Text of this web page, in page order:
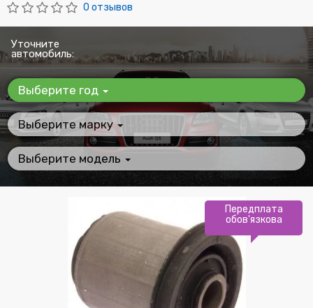
0 отзывов
Уточните
автомобиль:
Выберите год
Выберите марку
Выберите модель
Передплата
обов'язкова